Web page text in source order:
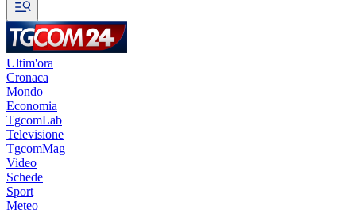
Ultim'ora
Cronaca
Mondo
Economia
TgcomLab
Televisione
TgcomMag
Video
Schede
Sport
Meteo